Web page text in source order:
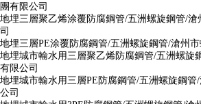
團有限公司
地埋三層聚乙烯涂覆防腐鋼管/五洲螺旋鋼管/
司
地埋三層PE涂覆防腐鋼管/五洲螺旋鋼管/滄州
地埋城市輸水用三層聚乙烯防腐鋼管/五洲螺旋
有限公司
地埋城市輸水用三層PE防腐鋼管/五洲螺旋鋼管
公司